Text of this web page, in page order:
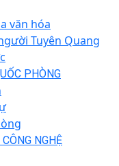
văn hóa
Tuyên Quang
PHÒNG
NGHỆ